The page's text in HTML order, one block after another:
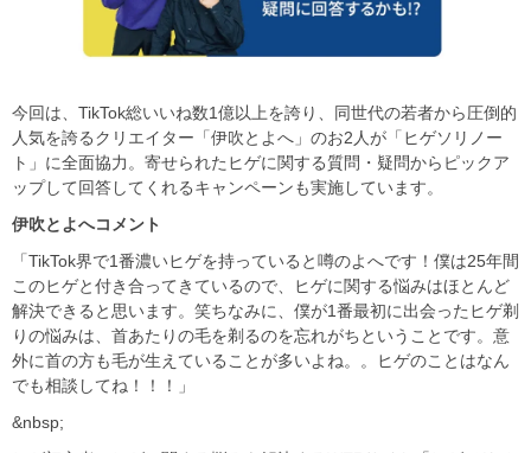
今回は、TikTok総いいね数1億以上を誇り、同世代の若者から圧倒的
人気を誇るクリエイター「伊吹とよへ」のお2人が「ヒゲソリノー
ト」に全面協力。寄せられたヒゲに関する質問・疑問からピックア
ップして回答してくれるキャンペーンも実施しています。
伊吹とよへコメント
「TikTok界で1番濃いヒゲを持っていると噂のよへです！僕は25年間
このヒゲと付き合ってきているので、ヒゲに関する悩みはほとんど
解決できると思います。笑ちなみに、僕が1番最初に出会ったヒゲ剃
りの悩みは、首あたりの毛を剃るのを忘れがちということです。意
外に首の方も毛が生えていることが多いよね。。ヒゲのことはなん
でも相談してね！！！」
&nbsp;